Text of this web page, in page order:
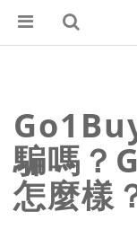
騙嗎？
怎麼樣